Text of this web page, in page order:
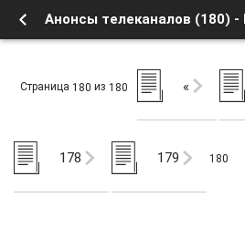
Страница 180 из 180 «
178 179 180